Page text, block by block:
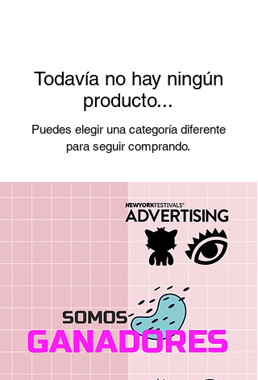
Todavía no hay ningún
producto...
Puedes elegir una categoría diferente
para seguir comprando.